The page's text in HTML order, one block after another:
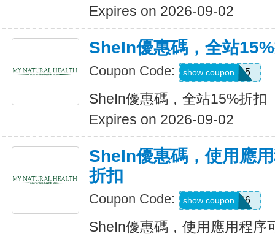
Expires on 2026-09-02
SheIn優惠碼，全站
Coupon Code: LOOMS15
show coupon
SheIn優惠碼，全站15%折扣
Expires on 2026-09-02
SheIn優惠碼，使用應
折扣
Coupon Code: 295KHS6
show coupon
SheIn優惠碼，使用應用程序